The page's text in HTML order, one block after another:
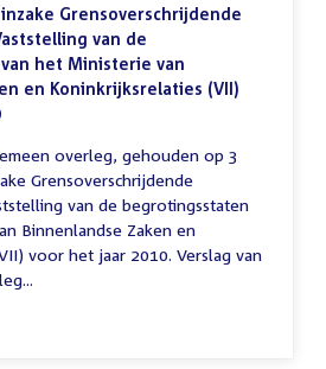
Grensoverschrijdende
van de
het Ministerie van
en Koninkrijksrelaties (VII)
overleg, gehouden op 3
Grensoverschrijdende
van de begrotingsstaten
Binnenlandse Zaken en
voor het jaar 2010. Verslag van